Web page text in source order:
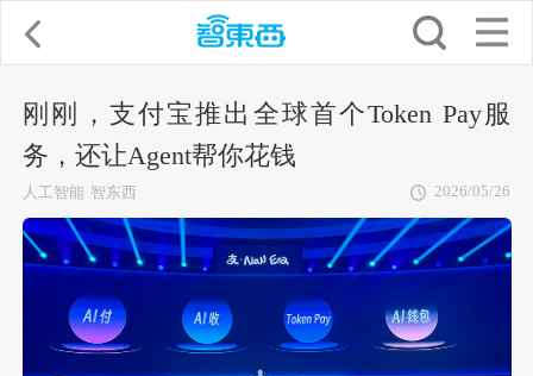
刚刚，支付宝推出全球首个Token Pay服
务，还让Agent帮你花钱
人工智能 智东西 2026/05/26